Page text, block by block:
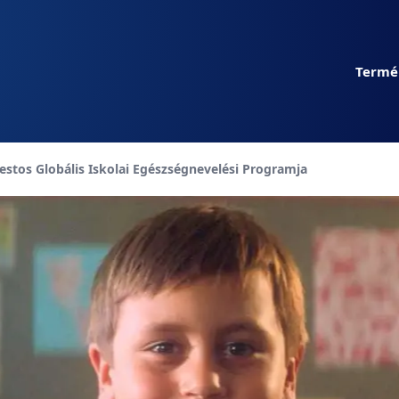
page:Globális Iskolai Egészségnevelési Programja